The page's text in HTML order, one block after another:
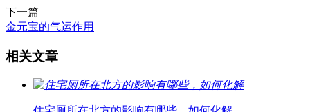
下一篇
金元宝的气运作用
相关文章